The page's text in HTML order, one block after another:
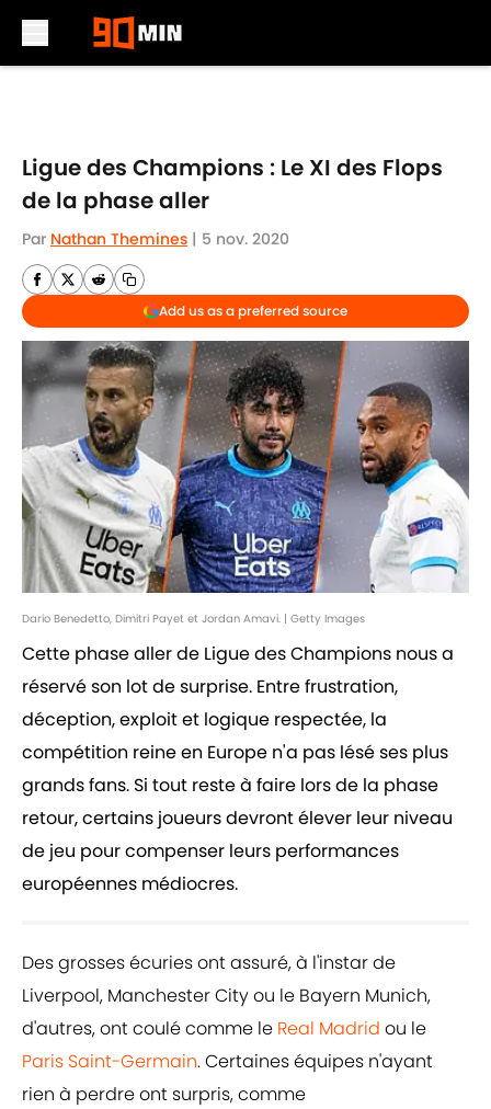
Ligue des Champions : Le XI des Flops
de la phase aller
Par Nathan Themines | 5 nov. 2020
Add us as a preferred source
Dario Benedetto, Dimitri Payet et Jordan Amavi. | Getty Images
Cette phase aller de Ligue des Champions nous a
réservé son lot de surprise. Entre frustration,
déception, exploit et logique respectée, la
compétition reine en Europe n'a pas lésé ses plus
grands fans. Si tout reste à faire lors de la phase
retour, certains joueurs devront élever leur niveau
de jeu pour compenser leurs performances
européennes médiocres.
Des grosses écuries ont assuré, à l'instar de
Liverpool, Manchester City ou le Bayern Munich,
d'autres, ont coulé comme le Real Madrid ou le
Paris Saint-Germain. Certaines équipes n'ayant
rien à perdre ont surpris, comme